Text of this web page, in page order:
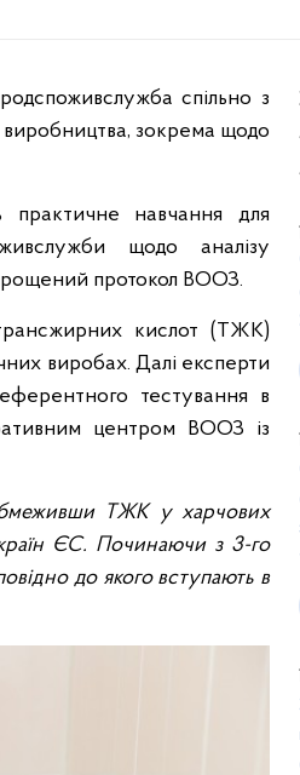
виробництва, зокрема щодо
навчання для
щодо аналізу
протокол ВООЗ.
кислот (ТЖК)
виробах. Далі експерти
тестування в
центром ВООЗ із
ТЖК у харчових
ЄС. Починаючи з 3-го
до якого вступають в